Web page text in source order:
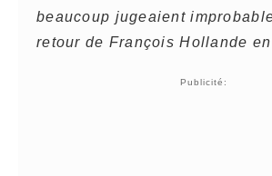
beaucoup jugeaient
retour de François Hollande
Publicité: